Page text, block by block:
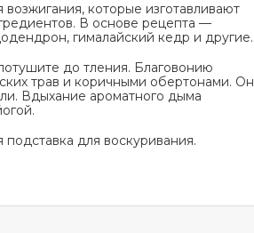
которые изготавливают
В основе рецепта —
гималайский кедр и другие.
до тления. Благовонию
трав и коричными обертонами. Он
Вдыхание ароматного дыма
для воскуривания.